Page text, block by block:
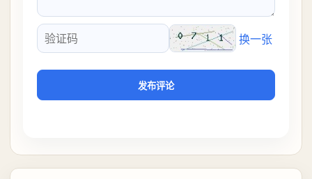
验证码
换一张
发布评论